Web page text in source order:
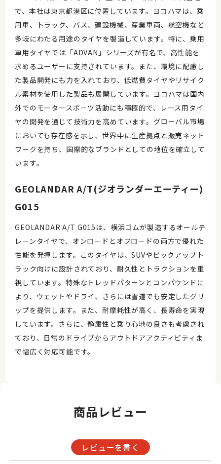
で、本社は東京都港区に位置しています。ヨコハマは、乗
用車、トラック、バス、建設機械、産業車両、航空機など
多岐にわたる用途のタイヤを製造しています。特に、乗用
車用タイヤでは「ADVAN」シリーズが有名で、高性能を
求めるユーザーに支持されています。また、環境に配慮し
た製品開発にも力を入れており、低燃費タイヤやリサイク
ル素材を使用した製品も展開しています。ヨコハマは国内
外でのモータースポーツ活動にも積極的で、レース用タイ
ヤの開発を通じて技術力を高めています。グローバル市場
においても存在感を示し、世界中に生産拠点と販売ネット
ワークを持ち、国際的なブランドとしての地位を確立して
います。
GEOLANDAR A/T(ジオランダーエーティー)
G015
GEOLANDAR A/T G015は、横浜ゴムが製造するオールテ
レーンタイヤで、オンロードとオフロードの両方で優れた
性能を発揮します。このタイヤは、SUVやピックアップト
ラック向けに設計されており、耐久性とトラクションを重
視しています。特殊なトレッドパターンとコンパウンドに
より、ウェットやドライ、さらには雪道でも安定したグリ
ップを提供します。また、耐摩耗性が高く、長寿命を実現
しています。さらに、静粛性と乗り心地の良さも考慮され
ており、日常のドライブからアウトドアアクティビティま
で幅広く対応可能です。
商品レビュー
レビューを書く